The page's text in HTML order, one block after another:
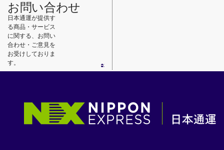
お問い合わせ
日本通運が提供す
る商品・サービス
に関する、お問い
合わせ・ご意見を
お受けしておりま
す。